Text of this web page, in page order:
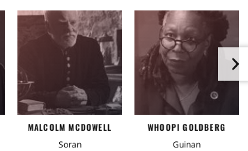
MALCOLM MCDOWELL
Soran
WHOOPI GOLDBERG
Guinan